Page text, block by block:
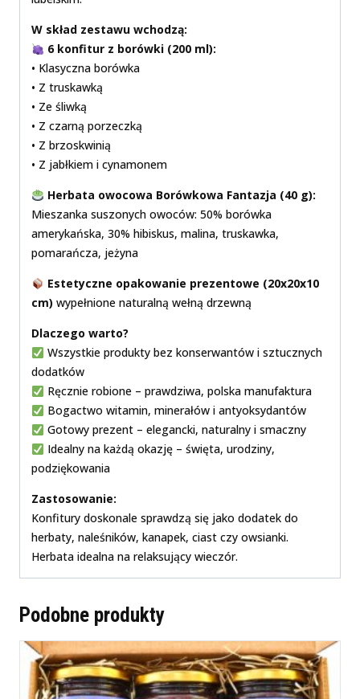
W skład zestawu wchodzą:
6 konfitur z borówki (200 ml):
• Klasyczna borówka
• Z truskawką
• Ze śliwką
• Z czarną porzeczką
• Z brzoskwinią
• Z jabłkiem i cynamonem
Herbata owocowa Borówkowa Fantazja (40 g):
Mieszanka suszonych owoców: 50% borówka
amerykańska, 30% hibiskus, malina, truskawka,
pomarańcza, jeżyna
Estetyczne opakowanie prezentowe (20x20x10
cm) wypełnione naturalną wełną drzewną
Dlaczego warto?
Wszystkie produkty bez konserwantów i sztucznych
dodatków
Ręcznie robione – prawdziwa, polska manufaktura
Bogactwo witamin, minerałów i antyoksydantów
Gotowy prezent – elegancki, naturalny i smaczny
Idealny na każdą okazję – święta, urodziny,
podziękowania
Zastosowanie:
Konfitury doskonale sprawdzą się jako dodatek do
herbaty, naleśników, kanapek, ciast czy owsianki.
Herbata idealna na relaksujący wieczór.
Podobne produkty